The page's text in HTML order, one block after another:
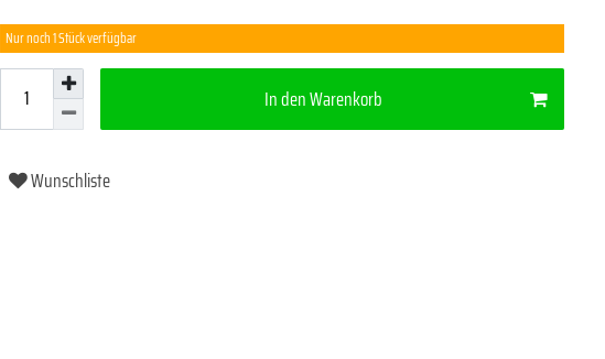
Nur noch 1 Stück verfügbar
In den Warenkorb
Wunschliste